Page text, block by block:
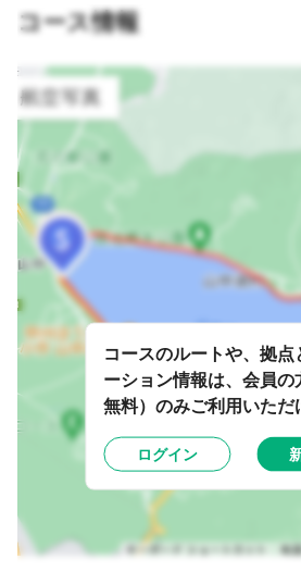
コース情報
コースのルートや、拠点
ーション情報は、会員の
無料）のみご利用いただ
ログイン